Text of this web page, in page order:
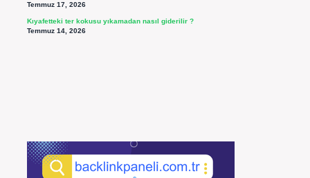
Temmuz 17, 2026
Kıyafetteki ter kokusu yıkamadan nasıl giderilir ?
Temmuz 14, 2026